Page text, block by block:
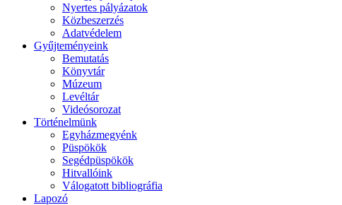
Nyertes pályázatok
Közbeszerzés
Adatvédelem
Gyűjteményeink
Bemutatás
Könyvtár
Múzeum
Levéltár
Videósorozat
Történelmünk
Egyházmegyénk
Püspökök
Segédpüspökök
Hitvallóink
Válogatott bibliográfia
Lapozó